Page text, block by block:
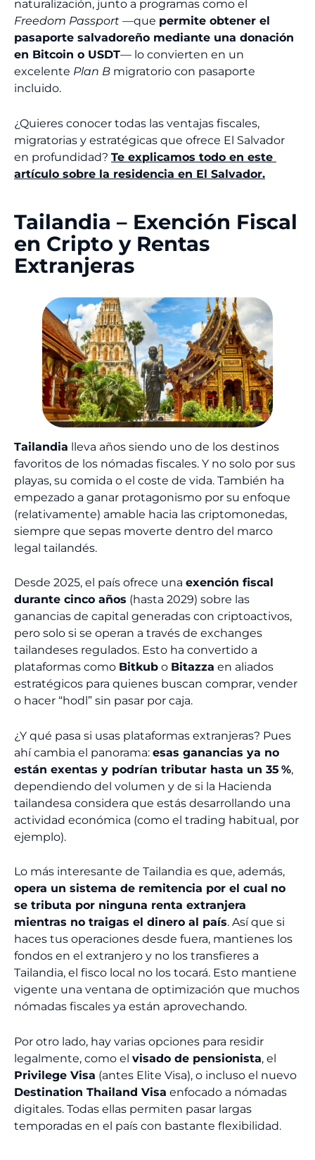
naturalización, junto a programas como el
Freedom Passport —que permite obtener el
pasaporte salvadoreño mediante una donación
en Bitcoin o USDT— lo convierten en un
excelente Plan B migratorio con pasaporte
incluido.
¿Quieres conocer todas las ventajas fiscales,
migratorias y estratégicas que ofrece El Salvador
en profundidad? Te explicamos todo en este
artículo sobre la residencia en El Salvador.
Tailandia – Exención Fiscal
en Cripto y Rentas
Extranjeras
Tailandia lleva años siendo uno de los destinos
favoritos de los nómadas fiscales. Y no solo por sus
playas, su comida o el coste de vida. También ha
empezado a ganar protagonismo por su enfoque
(relativamente) amable hacia las criptomonedas,
siempre que sepas moverte dentro del marco
legal tailandés.
Desde 2025, el país ofrece una exención fiscal
durante cinco años (hasta 2029) sobre las
ganancias de capital generadas con criptoactivos,
pero solo si se operan a través de exchanges
tailandeses regulados. Esto ha convertido a
plataformas como Bitkub o Bitazza en aliados
estratégicos para quienes buscan comprar, vender
o hacer “hodl” sin pasar por caja.
¿Y qué pasa si usas plataformas extranjeras? Pues
ahí cambia el panorama: esas ganancias ya no
están exentas y podrían tributar hasta un 35 %,
dependiendo del volumen y de si la Hacienda
tailandesa considera que estás desarrollando una
actividad económica (como el trading habitual, por
ejemplo).
Lo más interesante de Tailandia es que, además,
opera un sistema de remitencia por el cual no
se tributa por ninguna renta extranjera
mientras no traigas el dinero al país. Así que si
haces tus operaciones desde fuera, mantienes los
fondos en el extranjero y no los transfieres a
Tailandia, el fisco local no los tocará. Esto mantiene
vigente una ventana de optimización que muchos
nómadas fiscales ya están aprovechando.
Por otro lado, hay varias opciones para residir
legalmente, como el visado de pensionista, el
Privilege Visa (antes Elite Visa), o incluso el nuevo
Destination Thailand Visa enfocado a nómadas
digitales. Todas ellas permiten pasar largas
temporadas en el país con bastante flexibilidad.